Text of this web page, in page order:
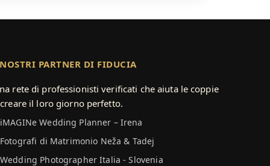
PARTNER DI FIDUCIA
rete di professionisti verificati che aiuta le coppie
il loro giorno perfetto.
iMAGINe Wedding Planner – Irena
Fotografi di Matrimonio Neža & Tadej
Wedding Photographer Italia - Slovenia